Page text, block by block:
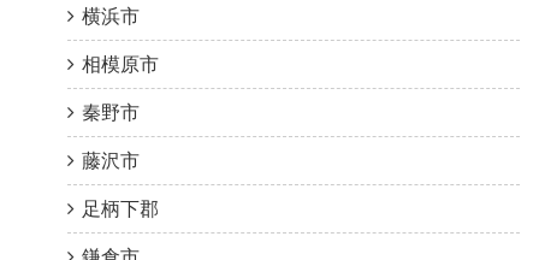
横浜市
相模原市
秦野市
藤沢市
足柄下郡